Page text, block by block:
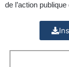
de l’action